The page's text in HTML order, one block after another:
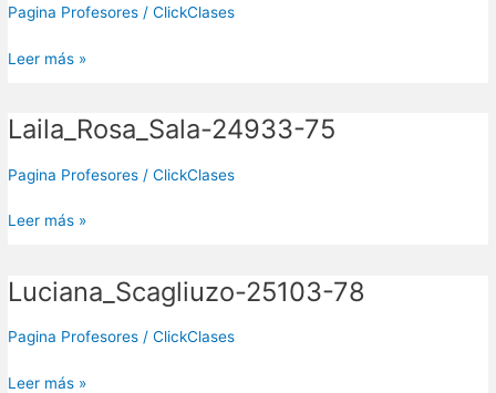
Pagina Profesores /ClickClases
76
Leer más »
Laila_Rosa_Sala-24933-75
Pagina Profesores /ClickClases
Laila_Rosa_Sala-
75
Leer más »
Luciana_Scagliuzo-25103-78
Pagina Profesores /ClickClases
Luciana_Scagliuzo-
78
Leer más »